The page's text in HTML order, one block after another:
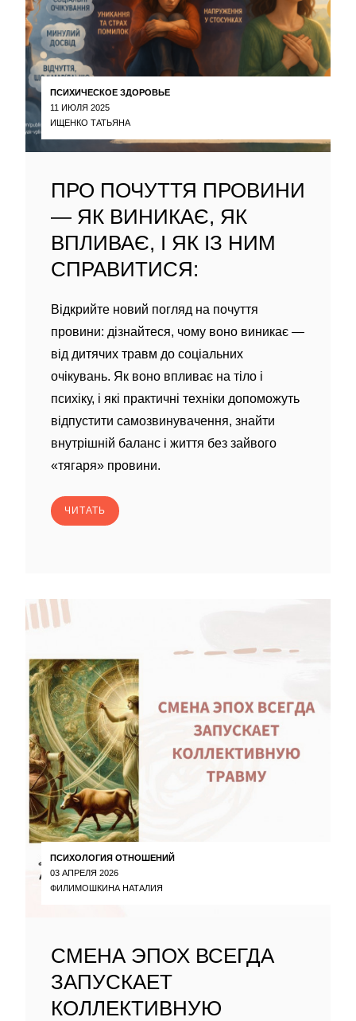
ПСИХИЧЕСКОЕ ЗДОРОВЬЕ
11 ИЮЛЯ 2025
ИЩЕНКО ТАТЬЯНА
ПРО ПОЧУТТЯ ПРОВИНИ
— ЯК ВИНИКАЄ, ЯК
ВПЛИВАЄ, І ЯК ІЗ НИМ
СПРАВИТИСЯ:
Відкрийте новий погляд на почуття
провини: дізнайтеся, чому воно виникає —
від дитячих травм до соціальних
очікувань. Як воно впливає на тіло і
психіку, і які практичні техніки допоможуть
відпустити самозвинувачення, знайти
внутрішній баланс і життя без зайвого
«тягаря» провини.
ЧИТАТЬ
ПСИХОЛОГИЯ ОТНОШЕНИЙ
03 АПРЕЛЯ 2026
ФИЛИМОШКИНА НАТАЛИЯ
СМЕНА ЭПОХ ВСЕГДА
ЗАПУСКАЕТ
КОЛЛЕКТИВНУЮ